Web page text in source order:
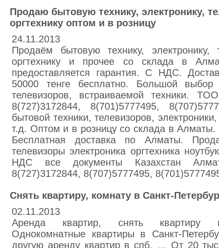
Продаю бытовую технику, электронику,
оргтехнику оптом и в розницу
24.11.2013
Продаём бытовую технику, электронику,
оргтехнику и прочее со склада в
предоставляется гарантия. С НДС.
50000 тенге бесплатно. Большой выбор
телевизоров, встраиваемой техники.
8(727)3172844, 8(701)5777495,
бытовой техники, телевизоров,
т.д. Оптом и в розницу со склада в
Бесплатная доставка по Алматы.
телевизоры электроника оргтехника
НДС все документы Казахстан
8(727)3172844, 8(707)5777495,
Снять квартиру, комнату в Санкт-
02.11.2013
Аренда квартир, снять квартиру в
Oднокомнатные квартиры в Санкт-
другую аренду квартир в спб. … От 20